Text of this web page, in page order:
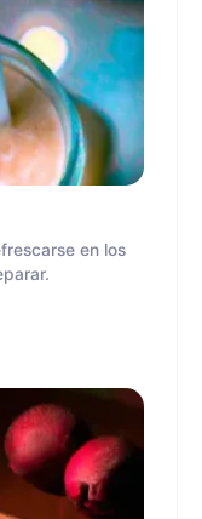
en los